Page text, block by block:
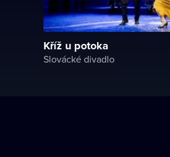
Kříž u potoka
Slovácké divadlo